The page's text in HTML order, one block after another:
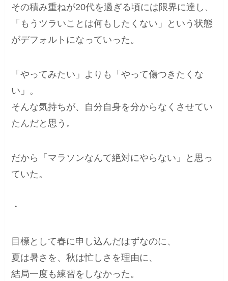
その積み重ねが20代を過ぎる頃には限界に達し、
「もうツラいことは何もしたくない」という状態
がデフォルトになっていった。
「やってみたい」よりも「やって傷つきたくな
い」。
そんな気持ちが、自分自身を分からなくさせてい
たんだと思う。
だから「マラソンなんて絶対にやらない」と思っ
ていた。
・
目標として春に申し込んだはずなのに、
夏は暑さを、秋は忙しさを理由に、
結局一度も練習をしなかった。